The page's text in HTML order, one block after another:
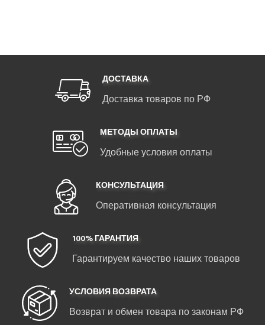
ДОСТАВКА
Доставка товаров по РФ
МЕТОДЫ ОПЛАТЫ
Удобные условия оплаты
КОНСУЛЬТАЦИЯ
Оперативная консультация
100% ГАРАНТИЯ
Гарантируем качество наших товаров
УСЛОВИЯ ВОЗВРАТА
Возврат и обмен товара по законам РФ